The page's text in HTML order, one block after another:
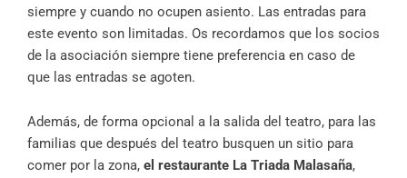
siempre y cuando no ocupen asiento. Las entradas para
este evento son limitadas. Os recordamos que los socios
de la asociación siempre tiene preferencia en caso de
que las entradas se agoten.
Además, de forma opcional a la salida del teatro, para las
familias que después del teatro busquen un sitio para
comer por la zona, el restaurante La Triada Malasaña,